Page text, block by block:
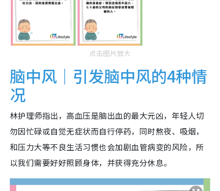
点击图片放大
脑中风｜引发脑中风的4种情
况
林护理师指出，高血压是脑出血的最大元凶，年轻人切
勿因忙碌或自觉无症状而自行停药，同时熬夜、吸烟，
和压力大等不良生活习惯也会加剧血管病变的风险，所
以我们需要好好照顾身体，并获得充分休息。